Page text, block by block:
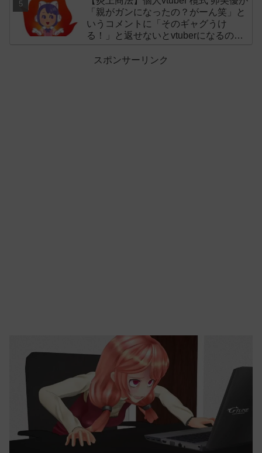
「親がガンになったの？がーん笑」と
いうコメントに「そのギャグうけ
る！」と返せないとvtuberになるのは
スポンサーリンク